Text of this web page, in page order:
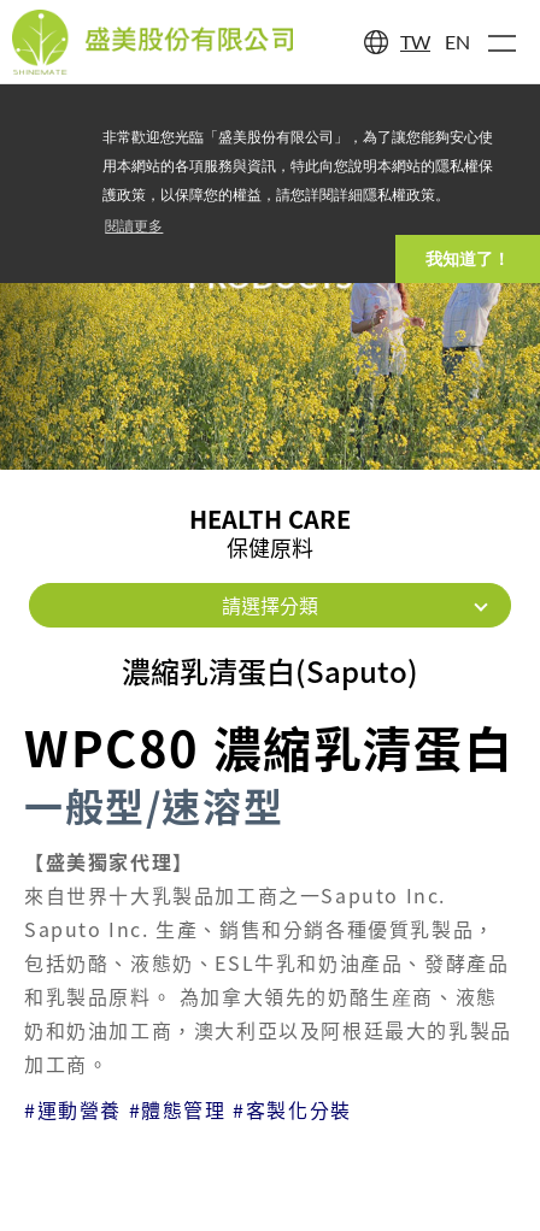
非常歡迎您光臨「盛美股份有限公司」，為了讓您能夠安心使
用本網站的各項服務與資訊，特此向您說明本網站的隱私權保
護政策，以保障您的權益，請您詳閱詳細隱私權政策。
閱讀更多
我知道了！
TW EN
PRODUCTS
HEALTH CARE
保健原料
請選擇分類
濃縮乳清蛋白(Saputo)
WPC80 濃縮乳清蛋白
一般型/速溶型
【盛美獨家代理】
來自世界十大乳製品加工商之一Saputo Inc.
Saputo Inc. 生產、銷售和分銷各種優質乳製品，
包括奶酪、液態奶、ESL牛乳和奶油產品、發酵產品
和乳製品原料。 為加拿大領先的奶酪生産商、液態
奶和奶油加工商，澳大利亞以及阿根廷最大的乳製品
加工商。
#運動營養 #體態管理 #客製化分裝